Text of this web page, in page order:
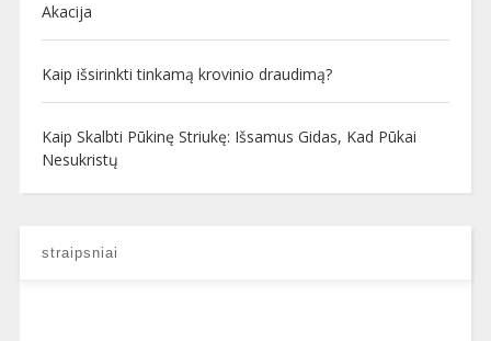
Akacija
Kaip išsirinkti tinkamą krovinio draudimą?
Kaip Skalbti Pūkinę Striukę: Išsamus Gidas, Kad Pūkai
Nesukristų
straipsniai